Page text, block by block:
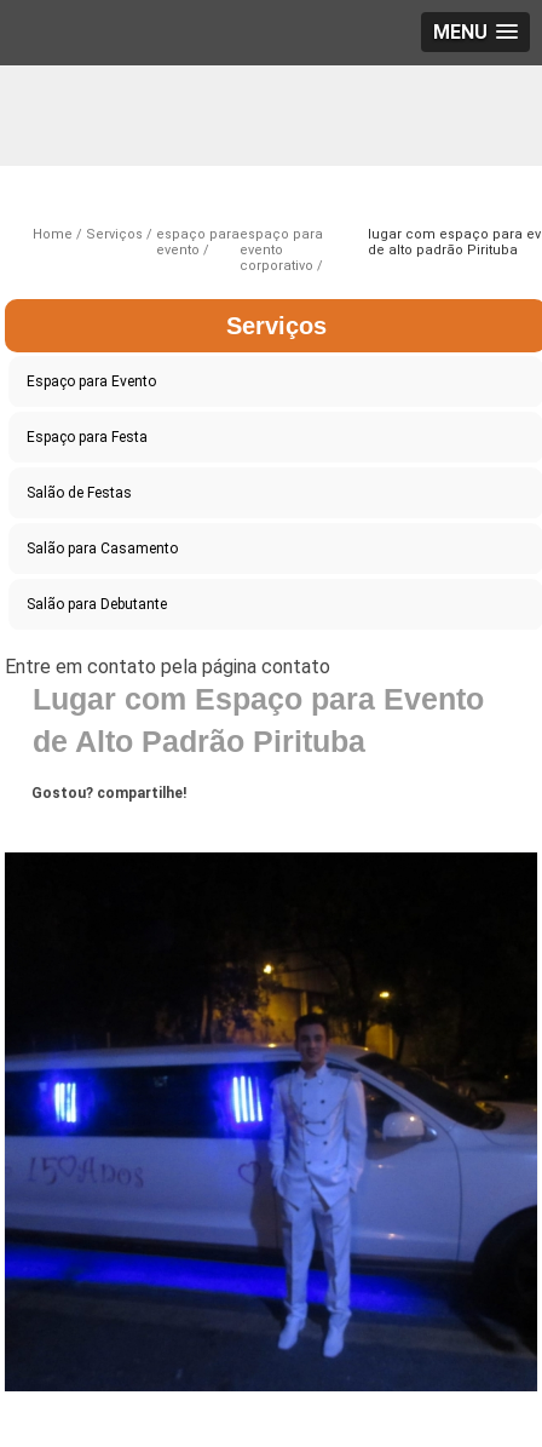
MENU
Home Serviços
espaço para
evento
espaço para
evento
corporativo
lugar com espaço para
de alto padrão Pirituba
Serviços
Espaço para Evento
Espaço para Festa
Salão de Festas
Salão para Casamento
Salão para Debutante
Lugar com Espaço para Evento
de Alto Padrão Pirituba
Gostou? compartilhe!